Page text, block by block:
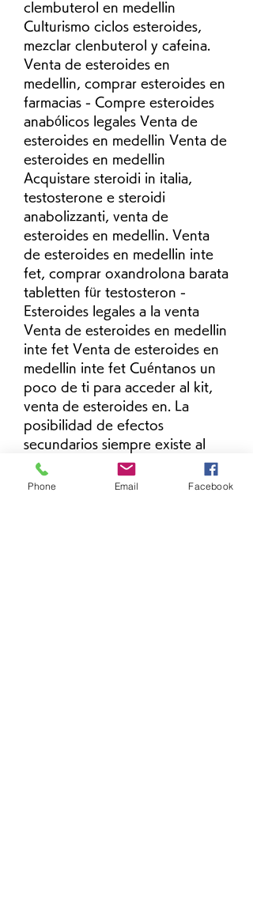
clembuterol en medellin
Culturismo ciclos esteroides,
mezclar clenbuterol y cafeina.
Venta de esteroides en
medellin, comprar esteroides en
farmacias - Compre esteroides
anabólicos legales Venta de
esteroides en medellin Venta de
esteroides en medellin
Acquistare steroidi in italia,
testosterone e steroidi
anabolizzanti, venta de
esteroides en medellin. Venta
de esteroides en medellin inte
fet, comprar oxandrolona barata
tabletten für testosteron -
Esteroides legales a la venta
Venta de esteroides en medellin
inte fet Venta de esteroides en
medellin inte fet Cuéntanos un
poco de ti para acceder al kit,
venta de esteroides en. La
posibilidad de efectos
secundarios siempre existe al
tomar la medicación, y los
esteroides orales no son una
Phone Email Facebook